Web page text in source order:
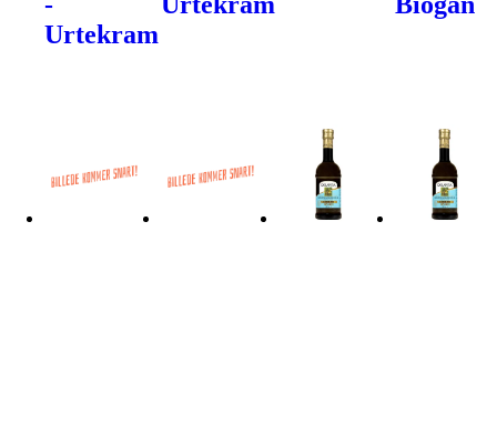
Urtekram